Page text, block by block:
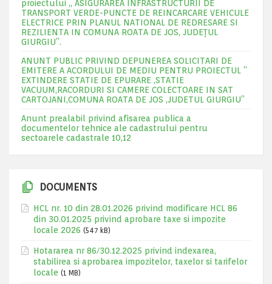
proiectului „ ASIGURAREA INFRASTRUCTURII DE
TRANSPORT VERDE-PUNCTE DE REINCARCARE VEHICULE
ELECTRICE PRIN PLANUL NATIONAL DE REDRESARE SI
REZILIENTA IN COMUNA ROATA DE JOS, JUDEŢUL
GIURGIU”.
ANUNT PUBLIC PRIVIND DEPUNEREA SOLICITARI DE
EMITERE A ACORDULUI DE MEDIU PENTRU PROIECTUL ”
EXTINDERE STATIE DE EPURARE ,STATIE
VACUUM,RACORDURI SI CAMERE COLECTOARE IN SAT
CARTOJANI,COMUNA ROATA DE JOS ,JUDETUL GIURGIU”
Anunt prealabil privind afisarea publica a
documentelor tehnice ale cadastrului pentru
sectoarele cadastrale 10,12
DOCUMENTS
HCL nr. 10 din 28.01.2026 privind modificare HCL 86
din 30.01.2025 privind aprobare taxe si impozite
locale 2026 (547 kB)
Hotararea nr 86/30.12.2025 privind indexarea,
stabilirea si aprobarea impozitelor, taxelor si tarifelor
locale (1 MB)